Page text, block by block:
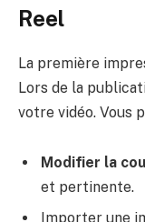
Reel
La première
Lors de la
votre vidéo. Vous
Modifier la
et pertinente.
Importer une